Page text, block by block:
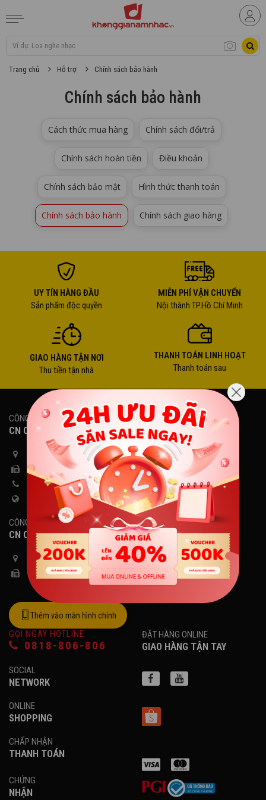
Trang chủ Hỗ trợ Chính sách bảo hành
Chính sách bảo hành
Cách thức mua hàng Chính sách đổi/trả
Chính sách hoàn tiền Điều khoản
Chính sách bảo mật Hình thức thanh toán
Chính sách bảo hành Chính sách giao hàng
UY TÍN HÀNG ĐẦU
Sản phẩm độc quyền
MIỄN PHÍ VẬN CHUYỂN
Nội thành TP.Hồ Chí Minh
GIAO HÀNG TẬN NƠI
Thu tiền tận nhà
THANH TOÁN LINH HOẠT
Thanh toán sau
CÔNG TY TNHH PHÚC GIANG
CN QUẬN 5, TP.HCM
225 Hồng Bàng, Phường Chợ Lớn, TP.HCM
028 22411599 - 028 38565871
08 18 806 806
www.khonggianamnhac.vn
CÔNG TY TNHH PHÚC GIANG
CN QUẬN 7, TP.HCM
60 Đường 65, Phường Tân Hưng, TP.HCM
028 2201 2222
Thêm vào màn hình chính
GỌI NGAY HOTLINE
0818-806-806
ĐẶT HÀNG ONLINE
GIAO HÀNG TẬN TAY
SOCIAL
NETWORK
ONLINE
SHOPPING
CHẤP NHẬN
THANH TOÁN
CHỨNG
NHẬN